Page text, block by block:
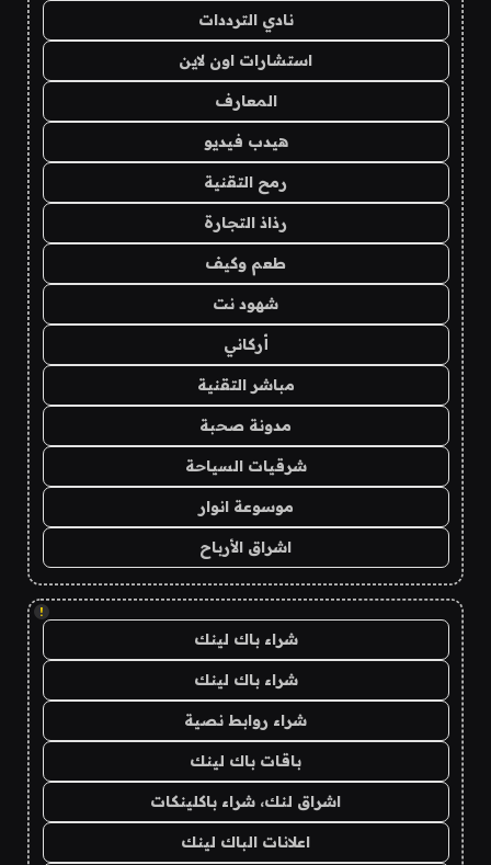
نادي الترددات
استشارات اون لاين
المعارف
هيدب فيديو
رمح التقنية
رذاذ التجارة
طعم وكيف
شهود نت
أركاني
مباشر التقنية
مدونة صحبة
شرقيات السياحة
موسوعة انوار
اشراق الأرباح
!
شراء باك لينك
شراء باك لينك
شراء روابط نصية
باقات باك لينك
اشراق لنك، شراء باكلينكات
اعلانات الباك لينك